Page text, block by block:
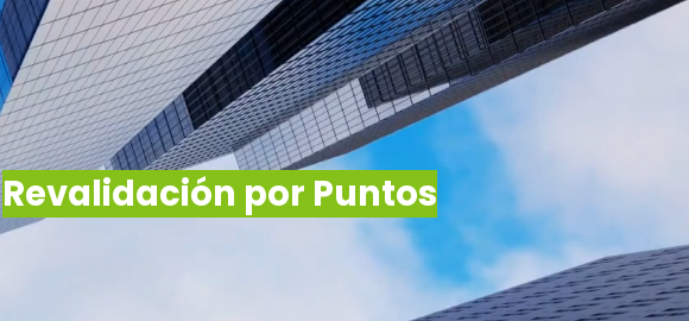
Revalidación por Puntos